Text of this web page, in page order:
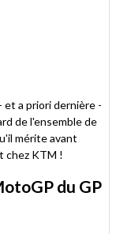
et a priori dernière -
de l'ensemble de
mérite avant
chez KTM !
du GP